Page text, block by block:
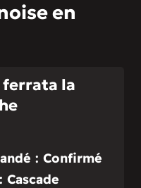
en
ferrata la
: Confirmé